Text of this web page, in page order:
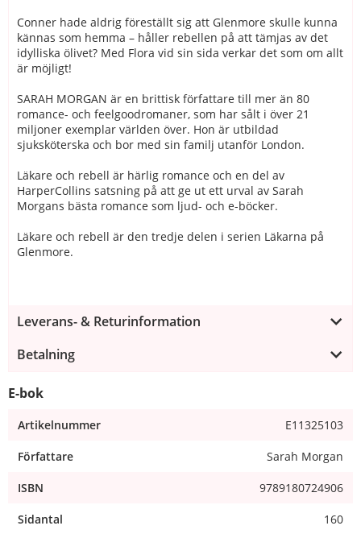
Conner hade aldrig föreställt sig att Glenmore skulle kunna
kännas som hemma – håller rebellen på att tämjas av det
idylliska ölivet? Med Flora vid sin sida verkar det som om allt
är möjligt!
SARAH MORGAN är en brittisk författare till mer än 80
romance- och feelgoodromaner, som har sålt i över 21
miljoner exemplar världen över. Hon är utbildad
sjuksköterska och bor med sin familj utanför London.
Läkare och rebell är härlig romance och en del av
HarperCollins satsning på att ge ut ett urval av Sarah
Morgans bästa romance som ljud- och e-böcker.
Läkare och rebell är den tredje delen i serien Läkarna på
Glenmore.
Leverans- & Returinformation
Betalning
E-bok
Artikelnummer E11325103
Författare Sarah Morgan
ISBN 9789180724906
Sidantal 160